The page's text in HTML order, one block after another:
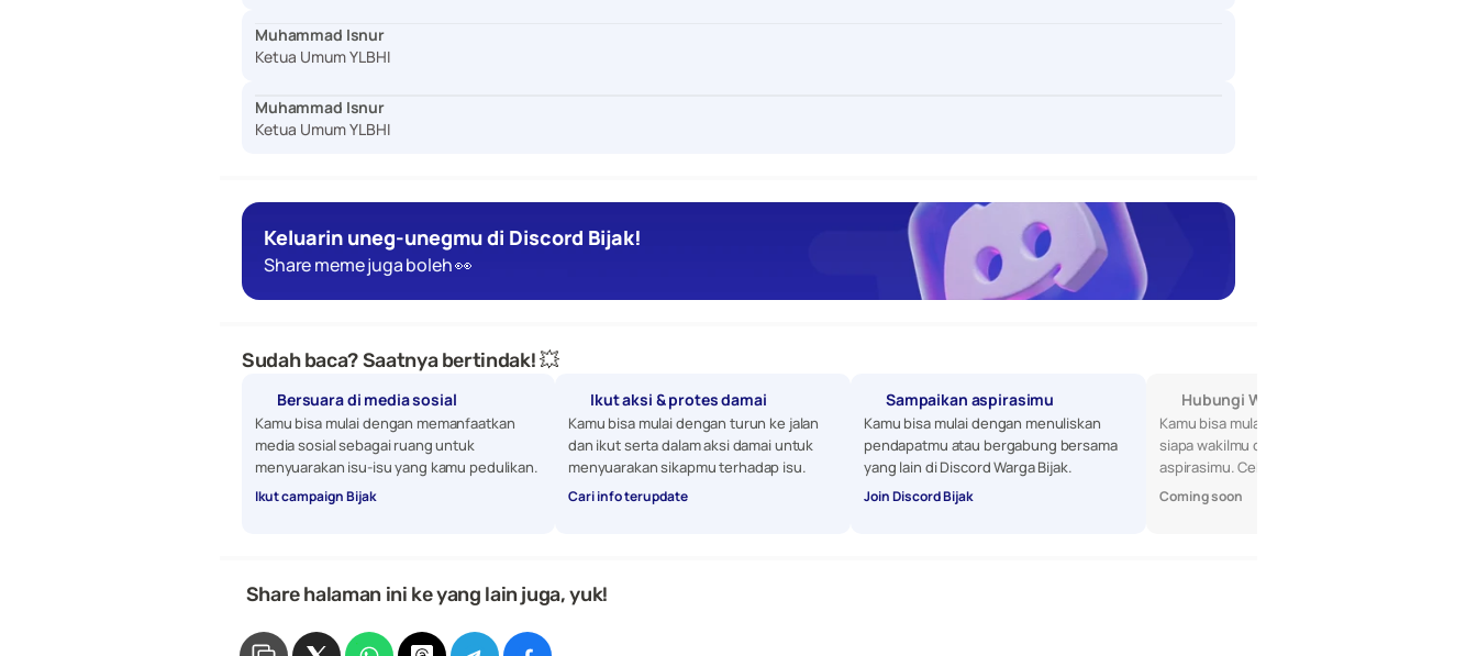
Muhammad Isnur
Ketua Umum YLBHI
Muhammad Isnur
Ketua Umum YLBHI
Keluarin uneg-unegmu di Discord Bijak!
Share meme juga boleh 👀
Sudah baca? Saatnya bertindak! 💥
Bersuara di media sosial
Kamu bisa mulai dengan memanfaatkan
media sosial sebagai ruang untuk
menyuarakan isu-isu yang kamu pedulikan.
Ikut campaign Bijak
Ikut aksi & protes damai
Kamu bisa mulai dengan turun ke jalan
dan ikut serta dalam aksi damai untuk
menyuarakan sikapmu terhadap isu.
Cari info terupdate
Sampaikan aspirasimu
Kamu bisa mulai dengan menuliskan
pendapatmu atau bergabung bersama
yang lain di Discord Warga Bijak.
Join Discord Bijak
Hubungi Wakilmu di DPR
Kamu bisa mulai dengan mencari tahu
siapa wakilmu di DPR, lalu sampaikan
aspirasimu. Cek profil mereka di sini!
Coming soon
Share halaman ini ke yang lain juga, yuk!